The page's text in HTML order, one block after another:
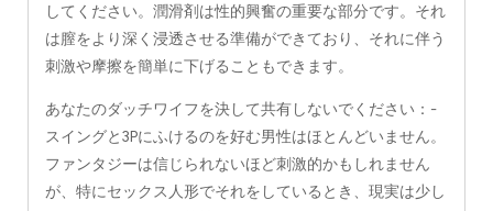
してください。潤滑剤は性的興奮の重要な部分です。それ
は膣をより深く浸透させる準備ができており、それに伴う
刺激や摩擦を簡単に下げることもできます。
あなたのダッチワイフを決して共有しないでください：-
スイングと3Pにふけるのを好む男性はほとんどいません。
ファンタジーは信じられないほど刺激的かもしれません
が、特にセックス人形でそれをしているとき、現実は少し